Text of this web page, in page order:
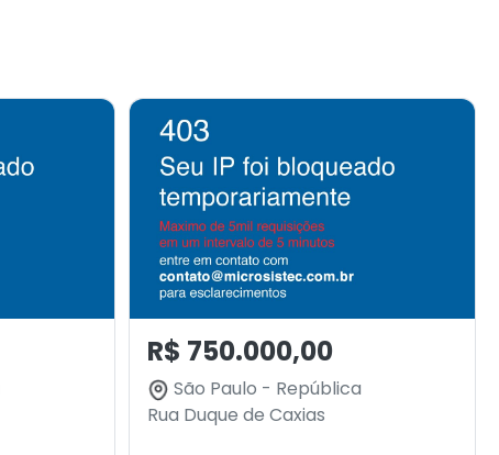
R$ 750.000,00
São Paulo - República
Rua Duque de Caxias